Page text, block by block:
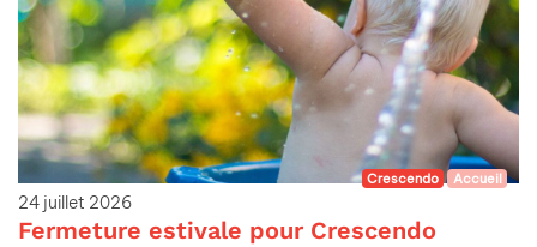
Crescendo Accueil
24 juillet 2026
Fermeture estivale pour Crescendo